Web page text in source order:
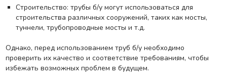
Строительство: трубы б/у могут использоваться для
строительства различных сооружений, таких как мосты,
туннели, трубопроводные мосты и т.д.
Однако, перед использованием труб б/у необходимо
проверить их качество и соответствие требованиям, чтобы
избежать возможных проблем в будущем.